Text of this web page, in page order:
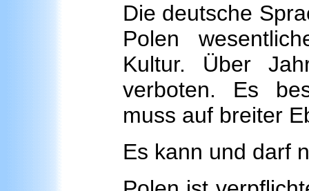
Die deutsche
Polen
Kultur. Über
verboten. Es
muss auf breiter
Es kann und darf